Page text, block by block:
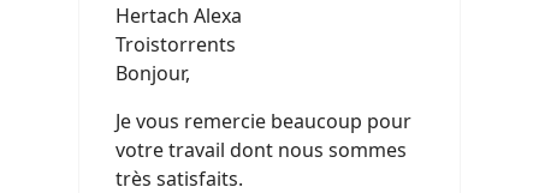
Hertach Alexa
Troistorrents
Bonjour,
Je vous remercie beaucoup pour
votre travail dont nous sommes
très satisfaits.